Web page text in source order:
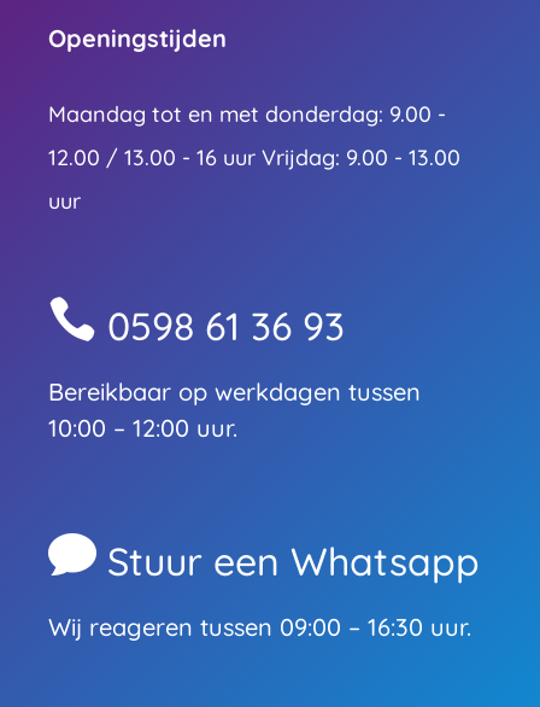
Openingstijden
Maandag tot en met donderdag: 9.00 -
12.00 / 13.00 - 16 uur Vrijdag: 9.00 - 13.00
uur
 0598 61 36 93
Bereikbaar op werkdagen tussen
10:00 – 12:00 uur.
 Stuur een Whatsapp
Wij reageren tussen 09:00 – 16:30 uur.